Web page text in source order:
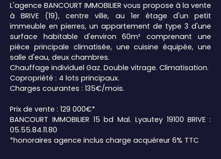
L'agence BANCOURT IMMOBILIER vous propose à la vente
à BRIVE (19), centre ville, au 1er étage d'un petit
immeuble en pierres, un appartement de type 3 d'une
surface habitable d'environ 60m² comprenant une
pièce principale climatisée, une cuisine équipée, une
salle d'eau, deux chambres.
Chauffage individuel Gaz. Double vitrage. Climatisation.
Copropriété : 4 lots principaux.
Charges courantes : 135€/mois.
Prix de vente : 129 000€*
BANCOURT IMMOBILIER 15 bd Mal. Lyautey 19100 BRIVE :
05.55.84.11.80
*honoraires agence inclus charge acquéreur 6% TTC